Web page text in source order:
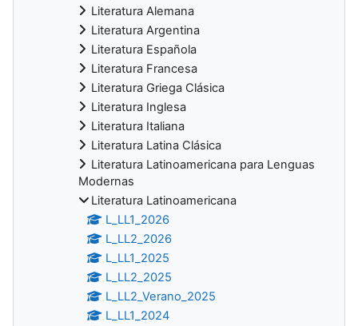
Literatura Alemana
Literatura Argentina
Literatura Española
Literatura Francesa
Literatura Griega Clásica
Literatura Inglesa
Literatura Italiana
Literatura Latina Clásica
Literatura Latinoamericana para Lenguas
Modernas
Literatura Latinoamericana
L_LL1_2026
L_LL2_2026
L_LL1_2025
L_LL2_2025
L_LL2_Verano_2025
L_LL1_2024